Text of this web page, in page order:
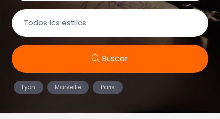
Buscar
Lyon Marseille Paris